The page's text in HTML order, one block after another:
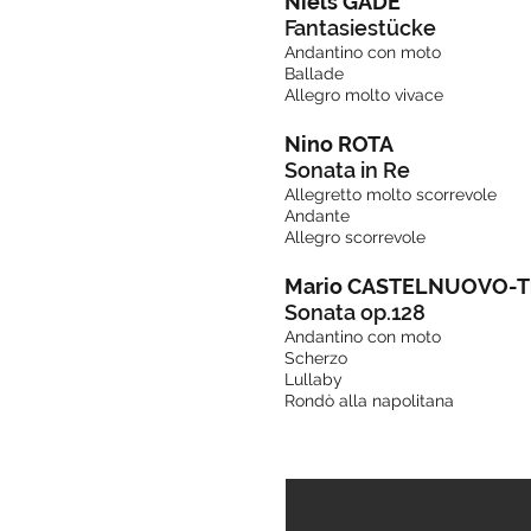
Fantasiestücke
Andantino con moto
Ballade
Allegro molto vivace
Nino ROTA
Sonata in Re
Allegretto molto scorrevole
Andante
Allegro scorrevole
Mario CASTELNUOVO-
Sonata op.128
Andantino con moto
Scherzo
Lullaby
Rondò alla napolitana